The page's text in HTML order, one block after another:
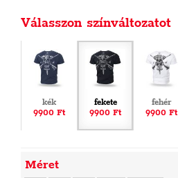
Válasszon színváltozatot
kék
9900 Ft
fekete
9900 Ft
fehér
9900 Ft
Méret